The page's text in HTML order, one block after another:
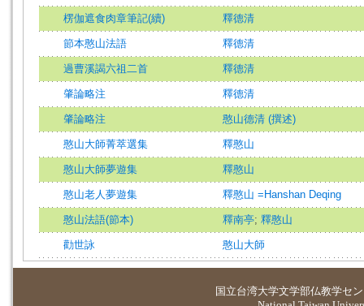
楞伽遮食肉章筆記(續) 釋德清
節本憨山法語 釋德清
過曹溪謁六祖二首 釋德清
肇論略注 釋德清
肇論略注 憨山德清 (撰述)
憨山大師菁萃選集 釋憨山
憨山大師夢遊集 釋憨山
憨山老人夢遊集 釋憨山 =Hanshan Deqing
憨山法語(節本) 釋南亭; 釋憨山
勸世詠 憨山大師
国立台湾大学文学部仏教学セ